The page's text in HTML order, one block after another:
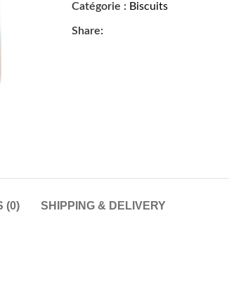
Catégorie : Biscuits
Share:
(0) SHIPPING & DELIVERY